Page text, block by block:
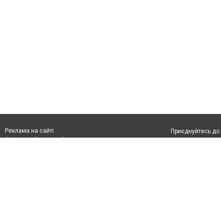
Реклама на сайті
Франшиза "CitySites"
Приєднуйтесь до